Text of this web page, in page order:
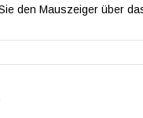
den Mauszeiger über